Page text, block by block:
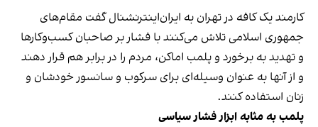
کارمند یک کافه در تهران به ایران‌اینترنشنال گفت مقام‌های
جمهوری اسلامی تلاش می‌کنند با فشار بر صاحبان کسب‌وکارها
و تهدید به برخورد و پلمب اماکن، مردم را در برابر هم قرار دهند
و از آنها به عنوان وسیله‌ای برای سرکوب و سانسور خودشان و
زنان استفاده کنند.
پلمب به مثابه ابزار فشار سیاسی